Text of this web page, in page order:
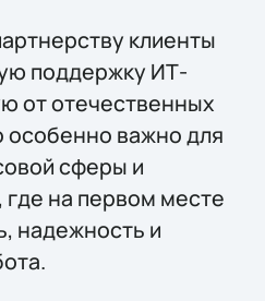
клиенты
поддержку ИТ-
от отечественных
особенно важно для
сферы и
на первом месте
надежность и